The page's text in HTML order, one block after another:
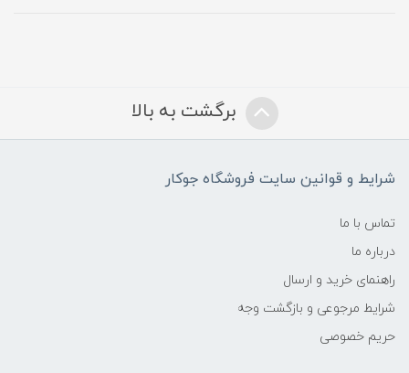
برگشت به بالا
شرایط و قوانین سایت فروشگاه جوکار
تماس با ما
درباره ما
راهنمای خرید و ارسال
شرایط مرجوعی و بازگشت وجه
حریم خصوصی